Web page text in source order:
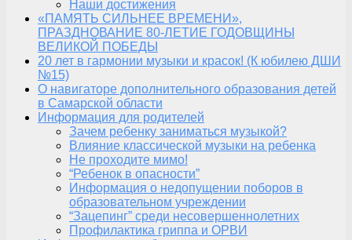
Наши достижения
«ПАМЯТЬ СИЛЬНЕЕ ВРЕМЕНИ»,
ПРАЗДНОВАНИЕ 80-ЛЕТИЕ ГОДОВЩИНЫ
ВЕЛИКОЙ ПОБЕДЫ
20 лет в гармонии музыки и красок! (К юбилею ДШИ
№15)
О навигаторе дополнительного образования детей
в Самарской области
Информация для родителей
Зачем ребенку заниматься музыкой?
Влияние классической музыки на ребенка
Не проходите мимо!
“Ребенок в опасности”
Информация о недопущении поборов в
образовательном учреждении
“Зацепинг” среди несовершеннолетних
Профилактика гриппа и ОРВИ